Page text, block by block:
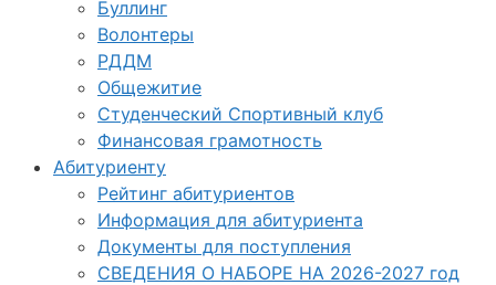
Буллинг
Волонтеры
РДДМ
Общежитие
Студенческий Спортивный клуб
Финансовая грамотность
Абитуриенту
Рейтинг абитуриентов
Информация для абитуриента
Документы для поступления
СВЕДЕНИЯ О НАБОРЕ НА 2026-2027 год